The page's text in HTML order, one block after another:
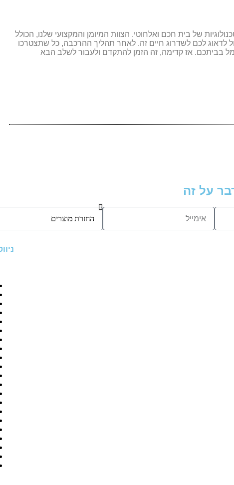
של בית חכם ואלחוטי. הצוות המיומן והמקצועי שלנו, הכולל
לדאוג לכם לשדרוג חיים זה. לאחר תהליך ההרכבה, כל שתצטרכו
בביתכם. אז קדימה, זה הזמן להתקדם ולעבור לשלב הבא
על זה